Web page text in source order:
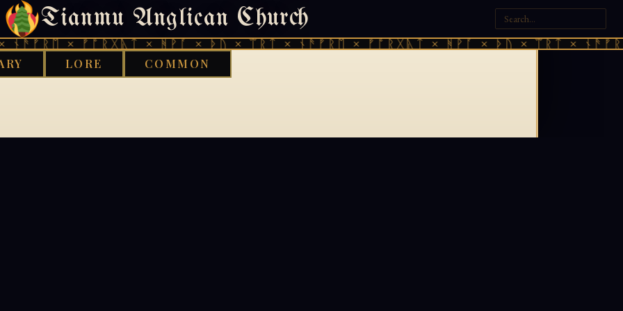
Tianmu Anglican Church
× ᚠᚩᚱᚷᚣᛏ × ᚻᚹᚪ × ᚦᚢ × ᛠᚱᛏ × ᚾᚫᚠᚱᛖ × ᚠᚩᚱᚷᚣᛏ × ᚻᚹᚪ × ᚦᚢ × ᛠᚱᛏ ×
LORE COMMON
404